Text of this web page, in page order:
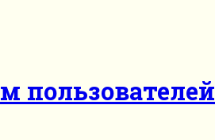
пользователей